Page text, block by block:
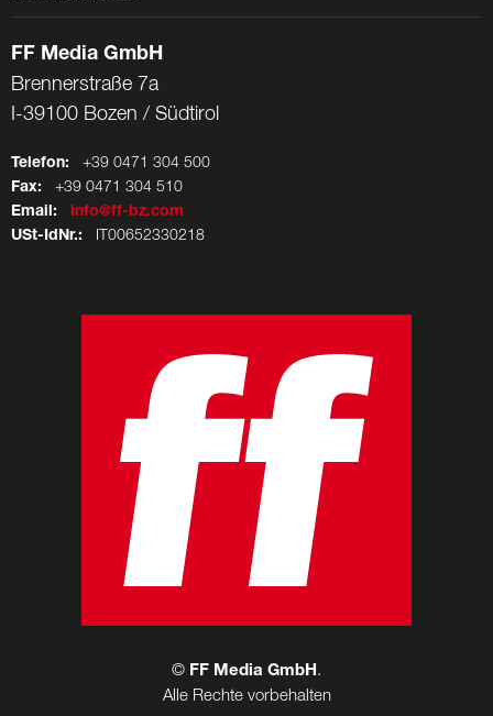
FF Media GmbH
Brennerstraße 7a
I-39100 Bozen / Südtirol
Telefon: +39 0471 304 500
Fax: +39 0471 304 510
Email:
info@ff-bz.com
USt-IdNr.: IT00652330218
© FF Media GmbH.
Alle Rechte vorbehalten